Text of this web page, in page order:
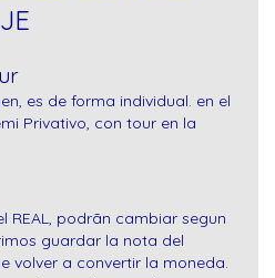
es de forma individual. en el
Privativo, con tour en la
REAL, podrãn cambiar segun
guardar la nota del
volver a convertir la moneda.